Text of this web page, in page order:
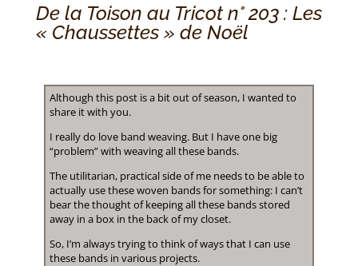
De la Toison au Tricot n° 203 : Les
« Chaussettes » de Noël
Although this post is a bit out of season, I wanted to
share it with you.
I really do love band weaving. But I have one big
“problem” with weaving all these bands.
The utilitarian, practical side of me needs to be able to
actually use these woven bands for something: I can’t
bear the thought of keeping all these bands stored
away in a box in the back of my closet.
So, I’m always trying to think of ways that I can use
these bands in various projects.